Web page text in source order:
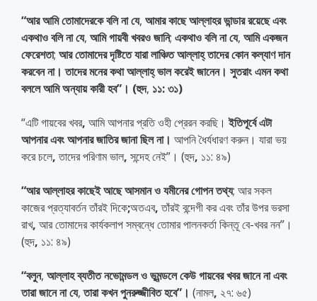
“আরআমিতোমাদেরকেবলিনাযে, আমারকাছেআল্লাহরভান্ডাররয়েছেএবং
একথাওবলিনাযে, আমিগায়বীখবরওজানি; একথাওবলিনাযে, আমিএকজন
ফেরেশতা; আরতোমাদেরদৃষ্টিতেযারালাঞ্চিতআল্লাহ্তাদেরকোনকল্যাণদান
করবেননা। তাদেরমনেরকথাআল্লাহ্ভালকরেইজানেন। সুতরাংএমনকথা
বললেআমিঅন্যায়কারীহব” । (হুদ, ১১:৩১)
“এটি গায়বের খবর, আমি আপনার প্রতি ওহী প্রেরন করছি।ইতিপূর্বেএটা
আপনারএবংআপনারজাতিরজানাছিলনা। আপনি ধৈর্যধারণ করুন। যারা ভয়
করে চলে,তাদের পরিণাম ভাল, সন্দেহ নেই”। (হুদ, ১১: ৪৯)
“আরআল্লাহরকাছেইআছেআসমানওযমীনেরগোপনতথ্য; আর সকল
কাজের প্রত্যাবর্তন তাঁরই দিকে;অতএব,তাঁরই বন্দেগী কর এবং তাঁর উপর ভরসা
রাখ, আর তোমাদের কার্যকলাপ সম্বন্ধে তোমার পালনকর্তা কিন্তূ বে-খবর নন”।
(হুদ, ১১: ৪৯)
“বলুন, আল্লাহব্যতীতনভোমন্ডলওভূমন্ডলেকেউগায়বেরখবরজানেনাএবং
তারাজানেনাযে,তারাকখনপুনরুজ্জীবিতহবে” । (নামল, ২৭: ৬৫)